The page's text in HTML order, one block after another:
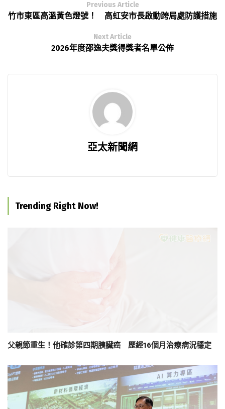
Previous Article
竹市東區高溫黃色燈號！ 高虹安市長啟動跨局處防護措施
Next Article
2026年度邵逸夫獎得獎者名單公佈
亞太新聞網
Trending Right Now!
父親節重生！他確診第四期胰臟癌 歷經16個月治療病況穩定